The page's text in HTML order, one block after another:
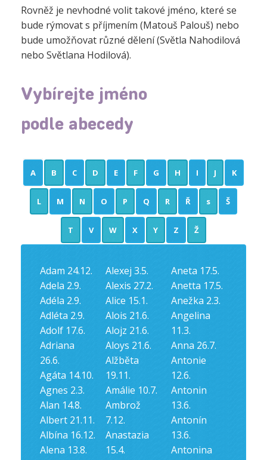
Rovněž je nevhodné volit takové jméno, které se
bude rýmovat s příjmením (Matouš Palouš) nebo
bude umožňovat různé dělení (Světla Nahodilová
nebo Světlana Hodilová).
Vybírejte jméno
podle abecedy
A B C D E F G H I J K
L M N O P Q R Ř s Š
T V W X Y Z Ž
Adam 24.12.
Adela 2.9.
Adéla 2.9.
Adléta 2.9.
Adolf 17.6.
Adriana
26.6.
Agáta 14.10.
Agnes 2.3.
Alan 14.8.
Albert 21.11.
Albína 16.12.
Alena 13.8.
Alexej 3.5.
Alexis 27.2.
Alice 15.1.
Alois 21.6.
Alojz 21.6.
Aloys 21.6.
Alžběta
19.11.
Amálie 10.7.
Ambrož
7.12.
Anastazia
15.4.
Aneta 17.5.
Anetta 17.5.
Anežka 2.3.
Angelina
11.3.
Anna 26.7.
Antonie
12.6.
Antonin
13.6.
Antonín
13.6.
Antonina